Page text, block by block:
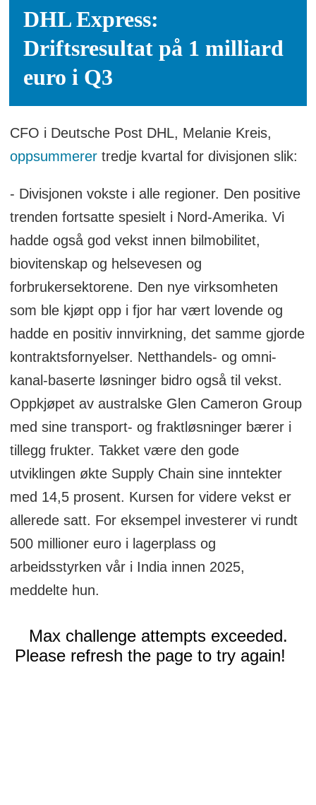
DHL Express:
Driftsresultat på 1 milliard
euro i Q3
CFO i Deutsche Post DHL, Melanie Kreis,
oppsummerertredje kvartal for divisjonen slik:
- Divisjonen vokste i alle regioner. Den positive
trenden fortsatte spesielt i Nord-Amerika. Vi
hadde også god vekst innen bilmobilitet,
biovitenskap og helsevesen og
forbrukersektorene. Den nye virksomheten
som ble kjøpt opp i fjor har vært lovende og
hadde en positiv innvirkning, det samme gjorde
kontraktsfornyelser. Netthandels- og omni-
kanal-baserte løsninger bidro også til vekst.
Oppkjøpet av australske Glen Cameron Group
med sine transport- og fraktløsninger bærer i
tillegg frukter. Takket være den gode
utviklingen økte Supply Chain sine inntekter
med 14,5 prosent. Kursen for videre vekst er
allerede satt. For eksempel investerer vi rundt
500 millioner euro i lagerplass og
arbeidsstyrken vår i India innen 2025,
meddelte hun.